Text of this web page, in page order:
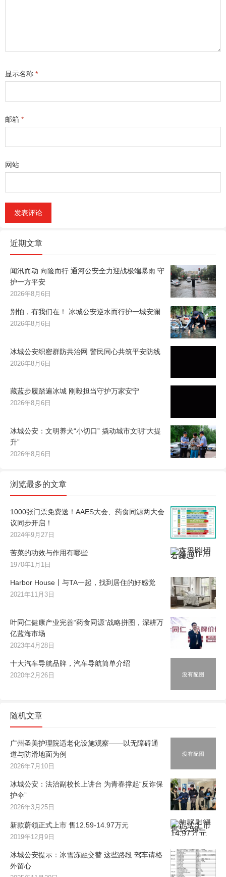
显示名称 *
邮箱 *
网站
近期文章
闻汛而动 向险而行 通河公安全力迎战极端暴雨 守
护一方平安
2026年8月6日
别怕，有我们在！ 冰城公安逆水而行护一城安澜
2026年8月6日
冰城公安织密群防共治网 警民同心共筑平安防线
2026年8月6日
藏蓝步履踏遍冰城 刚毅担当守护万家安宁
2026年8月6日
冰城公安：文明养犬“小切口” 撬动城市文明“大提
升”
2026年8月6日
浏览最多的文章
1000张门票免费送！AAES大会、药食同源两大会
议同步开启！
2024年9月27日
苦菜的功效与作用有哪些
1970年1月1日
Harbor House丨与TA一起，找到居住的好感觉
2021年11月3日
叶同仁健康产业完善“药食同源”战略拼图，深耕万
亿蓝海市场
2023年4月28日
十大汽车导航品牌，汽车导航简单介绍
2020年2月26日
随机文章
广州圣美护理院适老化设施观察——以无障碍通
道与防滑地面为例
2026年7月10日
冰城公安：法治副校长上讲台 为青春撑起“反诈保
护伞”
2026年3月25日
新款蔚领正式上市 售12.59-14.97万元
2019年12月9日
冰城公安提示：冰雪冻融交替 这些路段 驾车请格
外留心